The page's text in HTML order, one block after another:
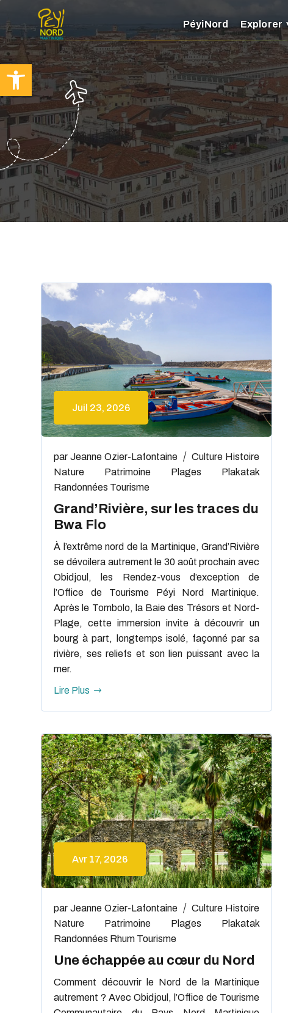
Ouvrir la barre d’outils
PéyiNord Explorer
Juil 23, 2026
Grand’Rivière, sur les traces du
Bwa Flo
par Jeanne Ozier-Lafontaine Culture Histoire
Nature
Patrimoine Plages
Plakatak
Randonnées Tourisme
À l’extrême nord de la Martinique, Grand’Rivière
se dévoilera autrement le 30 août prochain avec
Obidjoul, les Rendez-vous d’exception de
l’Office de Tourisme Péyi Nord Martinique.
Après le Tombolo, la Baie des Trésors et Nord-
Plage, cette immersion invite à découvrir un
bourg à part, longtemps isolé, façonné par sa
rivière, ses reliefs et son lien puissant avec la
mer.
Lire Plus
Avr 17, 2026
Une échappée au cœur du Nord
par Jeanne Ozier-Lafontaine Culture Histoire
Nature
Patrimoine Plages
Plakatak
Randonnées Rhum Tourisme
Comment découvrir le Nord de la Martinique
autrement ? Avec Obidjoul, l’Office de Tourisme